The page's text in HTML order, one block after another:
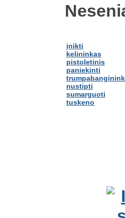
įnikti
kelininkas
pistoletinis
paniekinti
nustipti
sumarguoti
tuskeno